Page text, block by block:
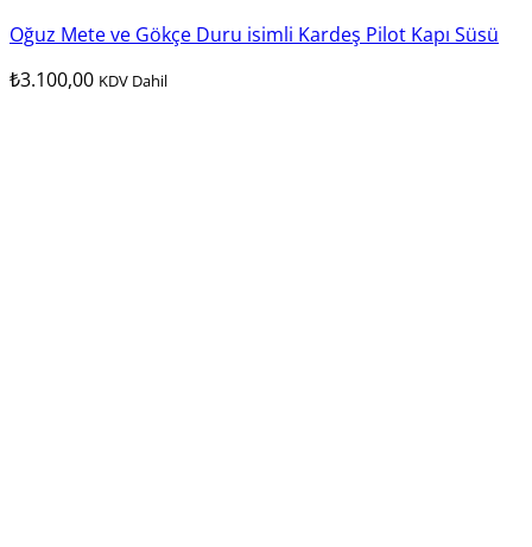
Oğuz Mete ve Gökçe Duru isimli Kardeş Pilot Kapı Süsü
₺3.100,00 KDV Dahil